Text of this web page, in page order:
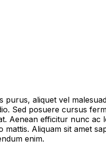
purus, aliquet vel
Sed posuere cursus
Aenean efficitur nunc ac
mattis. Aliquam sit amet
enim.